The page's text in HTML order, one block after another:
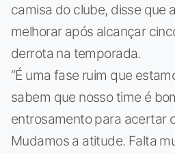
camisa do clube, disse que
melhorar após alcançar
derrota na temporada.
“É uma fase ruim que
sabem que nosso time é
entrosamento para acertar
Mudamos a atitude. Falta